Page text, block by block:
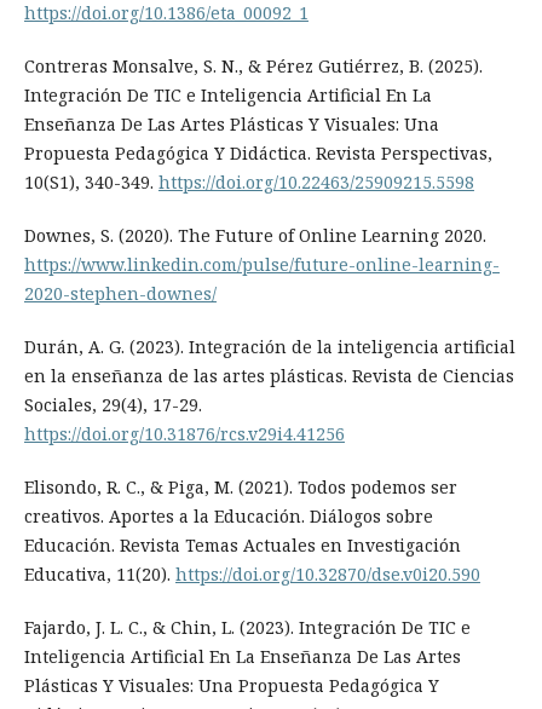
https://doi.org/10.1386/eta_00092_1
Contreras Monsalve, S. N., & Pérez Gutiérrez, B. (2025).
Integración De TIC e Inteligencia Artificial En La
Enseñanza De Las Artes Plásticas Y Visuales: Una
Propuesta Pedagógica Y Didáctica. Revista Perspectivas,
10(S1), 340-349. https://doi.org/10.22463/25909215.5598
Downes, S. (2020). The Future of Online Learning 2020.
https://www.linkedin.com/pulse/future-online-learning-
2020-stephen-downes/
Durán, A. G. (2023). Integración de la inteligencia artificial
en la enseñanza de las artes plásticas. Revista de Ciencias
Sociales, 29(4), 17-29.
https://doi.org/10.31876/rcs.v29i4.41256
Elisondo, R. C., & Piga, M. (2021). Todos podemos ser
creativos. Aportes a la Educación. Diálogos sobre
Educación. Revista Temas Actuales en Investigación
Educativa, 11(20). https://doi.org/10.32870/dse.v0i20.590
Fajardo, J. L. C., & Chin, L. (2023). Integración De TIC e
Inteligencia Artificial En La Enseñanza De Las Artes
Plásticas Y Visuales: Una Propuesta Pedagógica Y